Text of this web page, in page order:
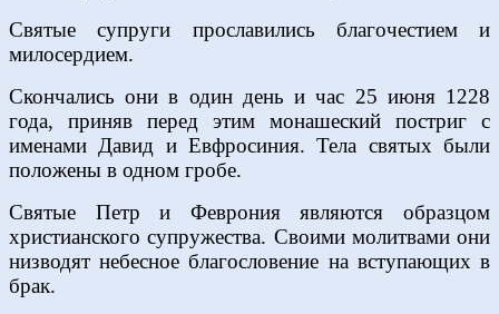
Святые супруги прославились благочестием и
милосердием.
Скончались они в один день и час 25 июня 1228
года, приняв перед этим монашеский постриг с
именами Давид и Евфросиния. Тела святых были
положены в одном гробе.
Святые Петр и Феврония являются образцом
христианского супружества. Своими молитвами они
низводят небесное благословение на вступающих в
брак.